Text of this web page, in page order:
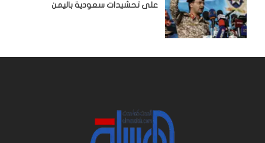
على تحشيدات سعودية باليمن